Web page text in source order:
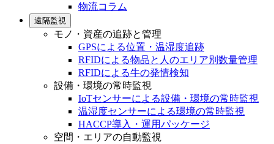
物流コラム
遠隔監視
モノ・資産の追跡と管理
GPSによる位置・温湿度追跡
RFIDによる物品と人のエリア別数量管理
RFIDによる牛の発情検知
設備・環境の常時監視
IoTセンサーによる設備・環境の常時監視
温湿度センサーによる環境の常時監視
HACCP導入・運用パッケージ
空間・エリアの自動監視